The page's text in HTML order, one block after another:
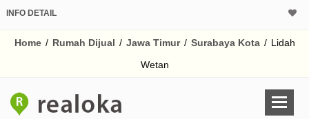
INFO DETAIL
Home / Rumah Dijual / Jawa Timur / Surabaya Kota / Lidah
Wetan
Harga Rp
% /th